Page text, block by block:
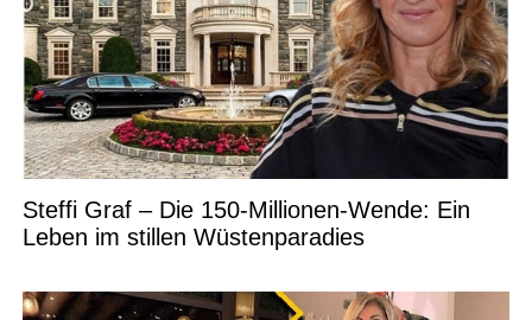
Steffi Graf – Die 150-Millionen-Wende: Ein
Leben im stillen Wüstenparadies